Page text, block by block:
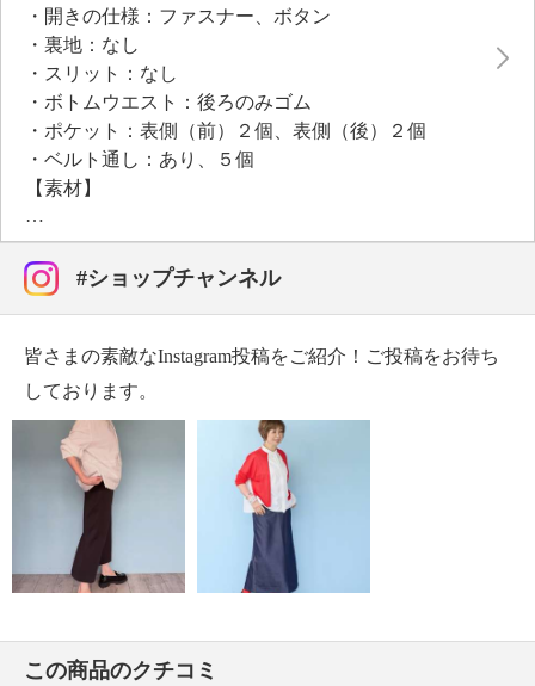
・開きの仕様：ファスナー、ボタン
・裏地：なし
・スリット：なし
・ボトムウエスト：後ろのみゴム
・ポケット：表側（前）２個、表側（後）２個
・ベルト通し：あり、５個
【素材】
・ポリエステル７５％、レーヨン２０％、ポリウレタ
ン５％
【メンテナンス（絵表示ラベル）】
・手洗い：可
・タンブル乾燥：不可
・自然乾燥：日陰の吊り干し
・アイロン仕上げ：可（低温）
・ドライクリーニング：不可
・ウエットクリーニング：可
【メンテナンス（ケアラベル）】
・長時間照射による変退色注意
・洗濯の繰り返しによる変退色注意
・クリーニングの繰り返しによる変退色注意
・水や汗などによる色落ち、色移り注意
・摩擦による色落ち、色移り注意
#ショップチャンネル
皆さまの素敵なInstagram投稿をご紹介！ご投稿をお待ち
しております。
この商品のクチコミ